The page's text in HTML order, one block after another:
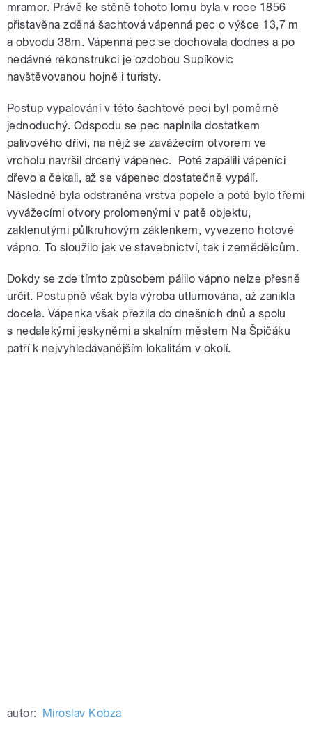
mramor. Právě ke stěně tohoto lomu byla v roce 1856
přistavěna zděná šachtová vápenná pec o výšce 13,7 m
a obvodu 38m. Vápenná pec se dochovala dodnes a po
nedávné rekonstrukci je ozdobou Supíkovic
navštěvovanou hojně i turisty.
Postup vypalování v této šachtové peci byl poměrně
jednoduchý. Odspodu se pec naplnila dostatkem
palivového dříví, na nějž se zavážecím otvorem ve
vrcholu navršil drcený vápenec. Poté zapálili vápeníci
dřevo a čekali, až se vápenec dostatečně vypálí.
Následně byla odstraněna vrstva popele a poté bylo třemi
vyvážecími otvory prolomenými v patě objektu,
zaklenutými půlkruhovým záklenkem, vyvezeno hotové
vápno. To sloužilo jak ve stavebnictví, tak i zemědělcům.
Dokdy se zde tímto způsobem pálilo vápno nelze přesně
určit. Postupně však byla výroba utlumována, až zanikla
docela. Vápenka však přežila do dnešních dnů a spolu
s nedalekými jeskyněmi a skalním městem Na Špičáku
patří k nejvyhledávanějším lokalitám v okolí.
autor: Miroslav Kobza